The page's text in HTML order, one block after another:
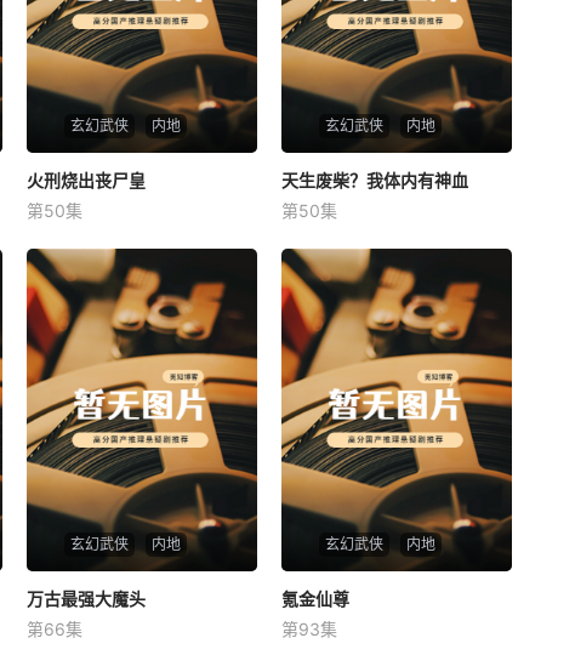
玄幻武侠 内地
火刑烧出丧尸皇
未知
火刑烧出丧尸皇
第50集
玄幻武侠 内地
未知
天生废柴？我体内有神血
第50集
玄幻武侠 内地
万古最强大魔头
未知
万古最强大魔头
第66集
玄幻武侠 内地
氪金仙尊
未知
氪金仙尊
第93集